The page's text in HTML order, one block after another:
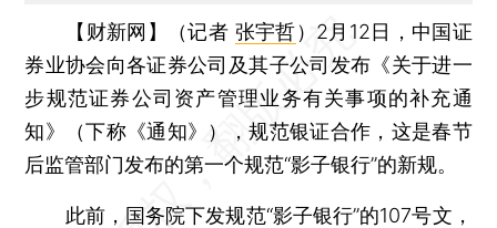
【财新网】（记者 张宇哲） 2月12日，中国证
券业协会向各证券公司及其子公司发布《关于进一
步规范证券公司资产管理业务有关事项的补充通
知》（下称《通知》），规范银证合作，这是春节
后监管部门发布的第一个规范“影子银行”的新规。
此前，国务院下发规范“影子银行”的107号文，